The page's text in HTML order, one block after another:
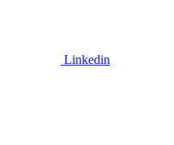
Linkedin